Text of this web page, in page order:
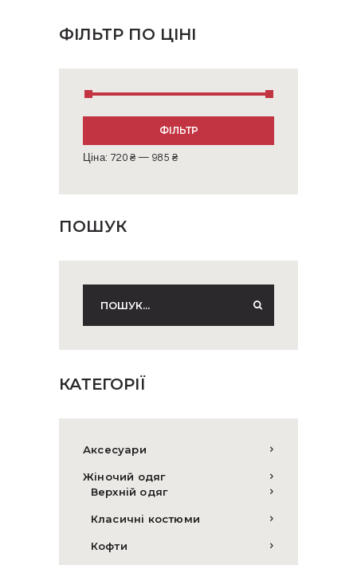
ФІЛЬТР ПО ЦІНІ
ціна
ціна
ФІЛЬТР
Ціна: 720 ₴— 985 ₴
ПОШУК
КАТЕГОРІЇ
Аксесуари
Жіночий одяг
Верхній одяг
Класичні костюми
Кофти